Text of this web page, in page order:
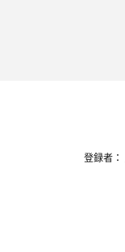
登録者：